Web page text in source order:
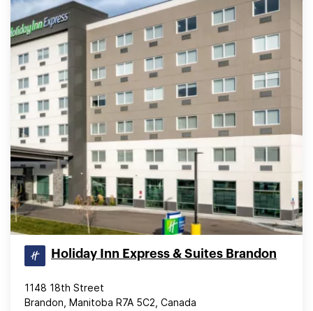
Holiday Inn Express & Suites Brandon
1148 18th Street
Brandon, Manitoba R7A 5C2, Canada